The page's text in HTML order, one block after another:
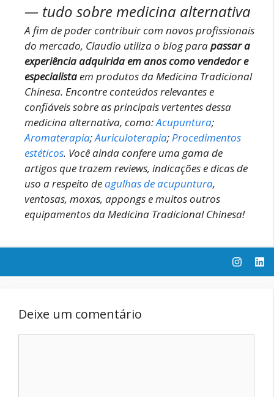
— tudo sobre medicina alternativa
A fim de poder contribuir com novos profissionais
do mercado, Claudio utiliza o blog parapassar a
experiência adquirida em anos como vendedor e
especialistaem produtos da Medicina Tradicional
Chinesa. Encontre conteúdos relevantes e
confiáveis sobre as principais vertentes dessa
medicina alternativa, como:Acupuntura;
Aromaterapia;Auriculoterapia;Procedimentos
estéticos. Você ainda confere uma gama de
artigos que trazem reviews, indicações e dicas de
uso a respeito deagulhas de acupuntura,
ventosas, moxas, appongs e muitos outros
equipamentos da Medicina Tradicional Chinesa!
Deixe um comentário